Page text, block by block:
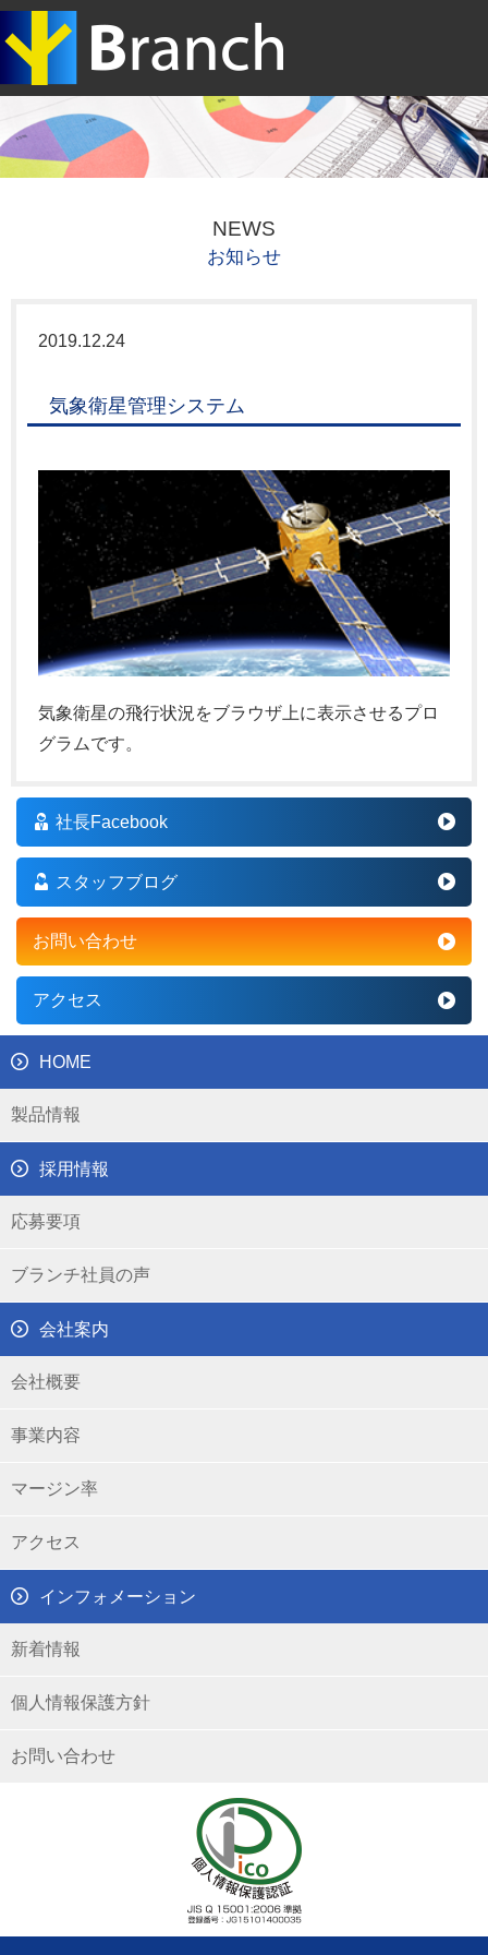
NEWS
お知らせ
2019.12.24
気象衛星管理システム
気象衛星の飛行状況をブラウザ上に表示させるプロ
グラムです。
社長Facebook
スタッフブログ
お問い合わせ
アクセス
HOME
製品情報
採用情報
応募要項
ブランチ社員の声
会社案内
会社概要
事業内容
マージン率
アクセス
インフォメーション
新着情報
個人情報保護方針
お問い合わせ